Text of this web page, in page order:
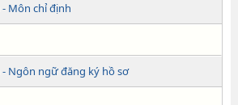
Môn chỉ định
- Ngôn ngữ đăng ký hồ sơ